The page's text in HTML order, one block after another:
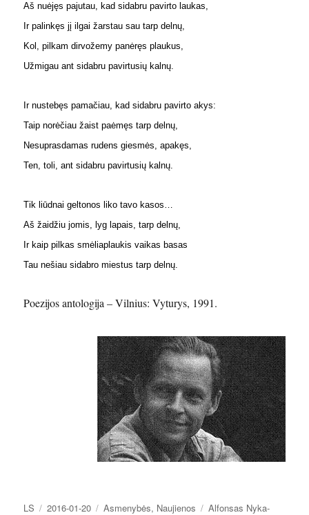
Aš nuėjęs pajutau, kad sidabru pavirto laukas,
Ir palinkęs jį ilgai žarstau sau tarp delnų,
Kol, pilkam dirvožemy panėręs plaukus,
Užmigau ant sidabru pavirtusių kalnų.
Ir nustebęs pamačiau, kad sidabru pavirto akys:
Taip norėčiau žaist paėmęs tarp delnų,
Nesuprasdamas rudens giesmės, apakęs,
Ten, toli, ant sidabru pavirtusių kalnų.
Tik liūdnai geltonos liko tavo kasos…
Aš žaidžiu jomis, lyg lapais, tarp delnų,
Ir kaip pilkas smėliaplaukis vaikas basas
Tau nešiau sidabro miestus tarp delnų.
Poezijos antologija – Vilnius: Vyturys, 1991.
Autorius
LS Paskelbta
2016-01-20 Kategorijos
Asmenybės, Naujienos Žymos
Alfonsas Nyka-